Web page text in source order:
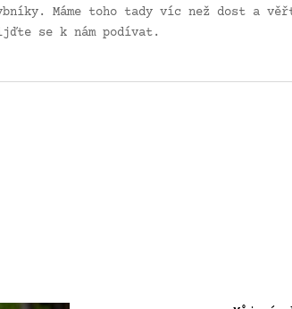
Máme toho tady víc než dost a
se k nám podívat.